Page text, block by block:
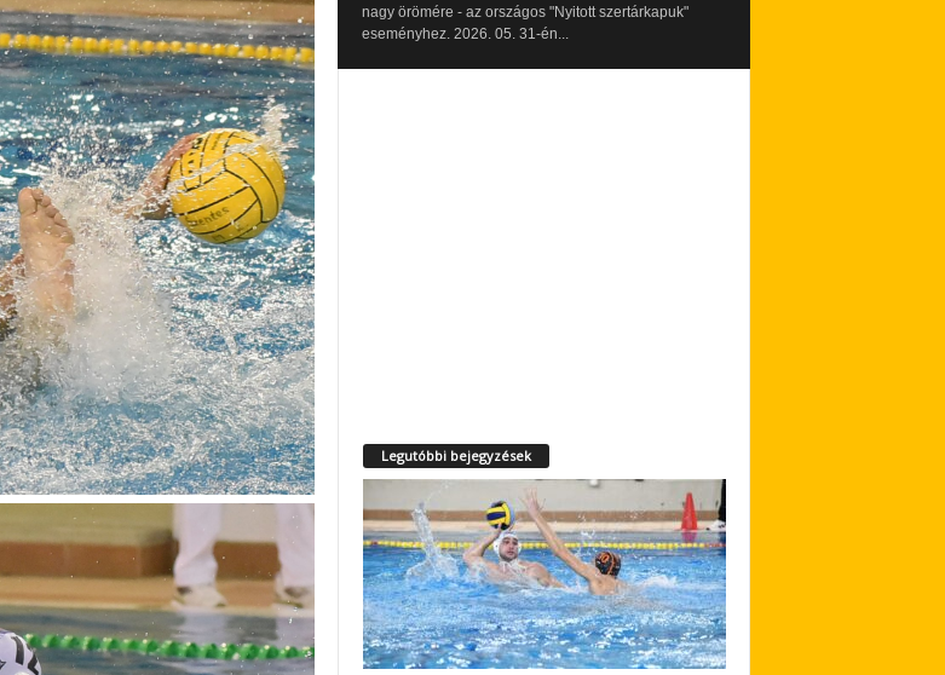
nagy örömére - az országos "Nyitott szertárkapuk"
eseményhez. 2026. 05. 31-én...
Legutóbbi bejegyzések